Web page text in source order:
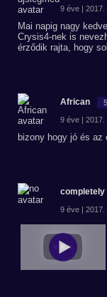
9 éve | 2017.
Mai napig nagy
Crysis4-nek is
érződik rajta, hogy
African 5
9 éve | 2017.
bizony hogy jó és az
completely
9 éve | 2017.